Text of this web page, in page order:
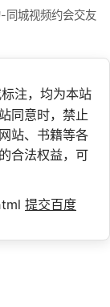
同城视频约会交友
注，均为本站
同意时，禁止
站、书籍等各
合法权益，可
提交百度